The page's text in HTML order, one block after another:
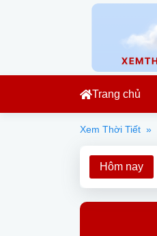
Trang chủ
Xem Thời Tiết »
Hôm nay